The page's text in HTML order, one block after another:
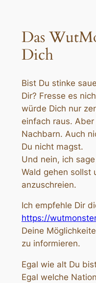
Das
Dich
Bist Du stinke
Dir? Fresse es
würde Dich nur
einfach raus.
Nachbarn. Auch
Du nicht magst.
Und nein, ich
Wald gehen sollst
anzuschreien.
Ich empfehle Dir
https://
Deine
zu informieren.
Egal wie alt Du
Egal welche